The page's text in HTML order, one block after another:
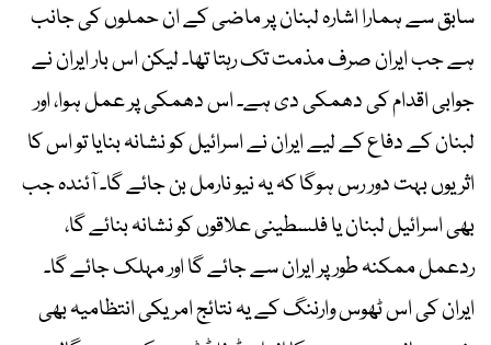
سابق سے ہمارا اشارہ لبنان پر ماضی کے ان حملوں کی جانب
ہے جب ایران صرف مذمت تک رہتا تھا۔ لیکن اس بار ایران نے
جوابی اقدام کی دھمکی دی ہے۔ اس دھمکی پر عمل ہوا، اور
لبنان کے دفاع کے لیے ایران نے اسرائیل کو نشانہ بنایا تو اس کا
اثر یوں بہت دور رس ہوگا کہ یہ نیو نارمل بن جائے گا۔ آئندہ جب
بھی اسرائیل لبنان یا فلسطینی علاقوں کو نشانہ بنائے گا،
ردعمل ممکنہ طور پر ایران سے جائے گا اور مہلک جائے گا۔
ایران کی اس ٹھوس وارننگ کے یہ نتائج امریکی انتظامیہ بھی